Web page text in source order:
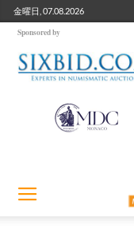
金曜日, 07.08.2026
Sponsored by